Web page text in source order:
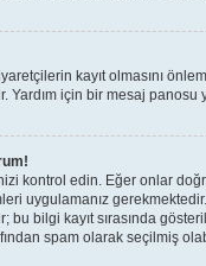
kayıt olmasını
Yardım için bir mesaj panosu
kontrol edin. Eğer onlar
uygulamanız
bu bilgi kayıt sırasında
spam olarak seçilmiş